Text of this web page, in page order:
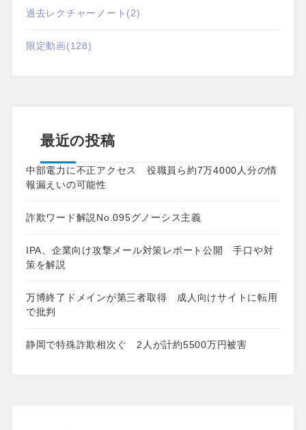
過去レクチャーノート (2)
限定動画(128)
最近の投稿
中部電力に不正アクセス 役職員ら約7万4000人分の情
報漏えいの可能性
詐欺ワード解説No.095グノーシス主義
IPA、企業向け攻撃メール対策レポート公開 手口や対
策を解説
万博終了ドメインが第三者取得 成人向けサイトに転用
で批判
静岡で特殊詐欺相次ぐ 2人が計約5500万円被害